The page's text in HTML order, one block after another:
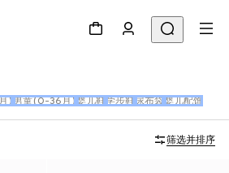
) 男童(0-36月) 婴儿鞋 学步鞋 尿布袋 婴儿配饰
筛选并排序